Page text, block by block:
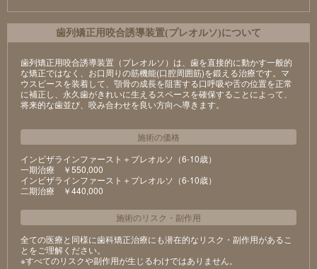
⻭列矯正⽤咬合誘導装置(プレオルソ)について
歯列矯正用咬合誘導装置（プレオルソ）は、歯を直接的に動かす一般的
な矯正ではなく、お口周りの筋機能(口腔周囲筋)を鍛える治療です。マ
ウスピースを装着して、顎骨の成長を阻害する口呼吸や舌の位置を正常
に補正し、永久歯がきれいに生えるスペースを確保することによって、
将来的な歯並び、咬み合わせを良い方向へ導きます。
施術の価格
インビザラインファースト＋プレオルソ（6-10歳）
⼀期治療 ￥550,000
インビザラインファースト＋プレオルソ（6-10歳）
⼆期治療 ￥440,000
施術のリスク ・ 副作用
全ての医療と同様に歯科矯正治療にも潜在的なリスク・副作用があるこ
とをご理解ください。
※すべてのリスクや副作用が生じるわけではありません。